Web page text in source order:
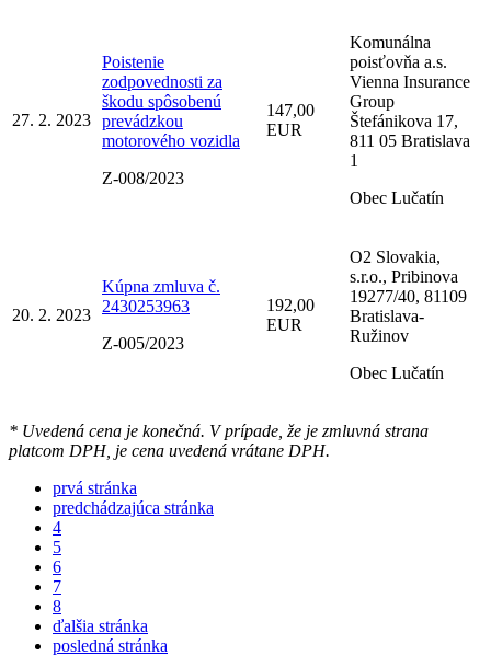
27. 2. 2023
Poistenie
zodpovednosti za
škodu spôsobenú
prevádzkou
motorového vozidla
Z-008/2023
147,00
EUR
Komunálna
poisťovňa a.s.
Vienna Insurance
Group
Štefánikova 17,
811 05 Bratislava
1
Obec Lučatín
20. 2. 2023
Kúpna zmluva č.
2430253963
Z-005/2023
192,00
EUR
O2 Slovakia,
s.r.o., Pribinova
19277/40, 81109
Bratislava-
Ružinov
Obec Lučatín
* Uvedená cena je konečná. V prípade, že je zmluvná strana
platcom DPH, je cena uvedená vrátane DPH.
prvá stránka
predchádzajúca stránka
4
5
6
7
8
ďalšia stránka
posledná stránka